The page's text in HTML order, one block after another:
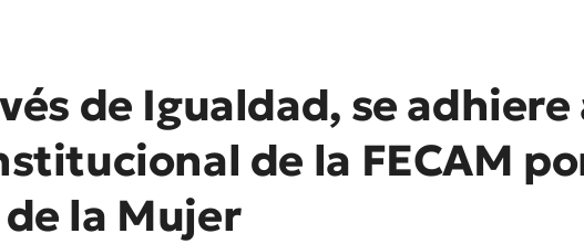
de Igualdad, se adhiere
de la FECAM
la Mujer